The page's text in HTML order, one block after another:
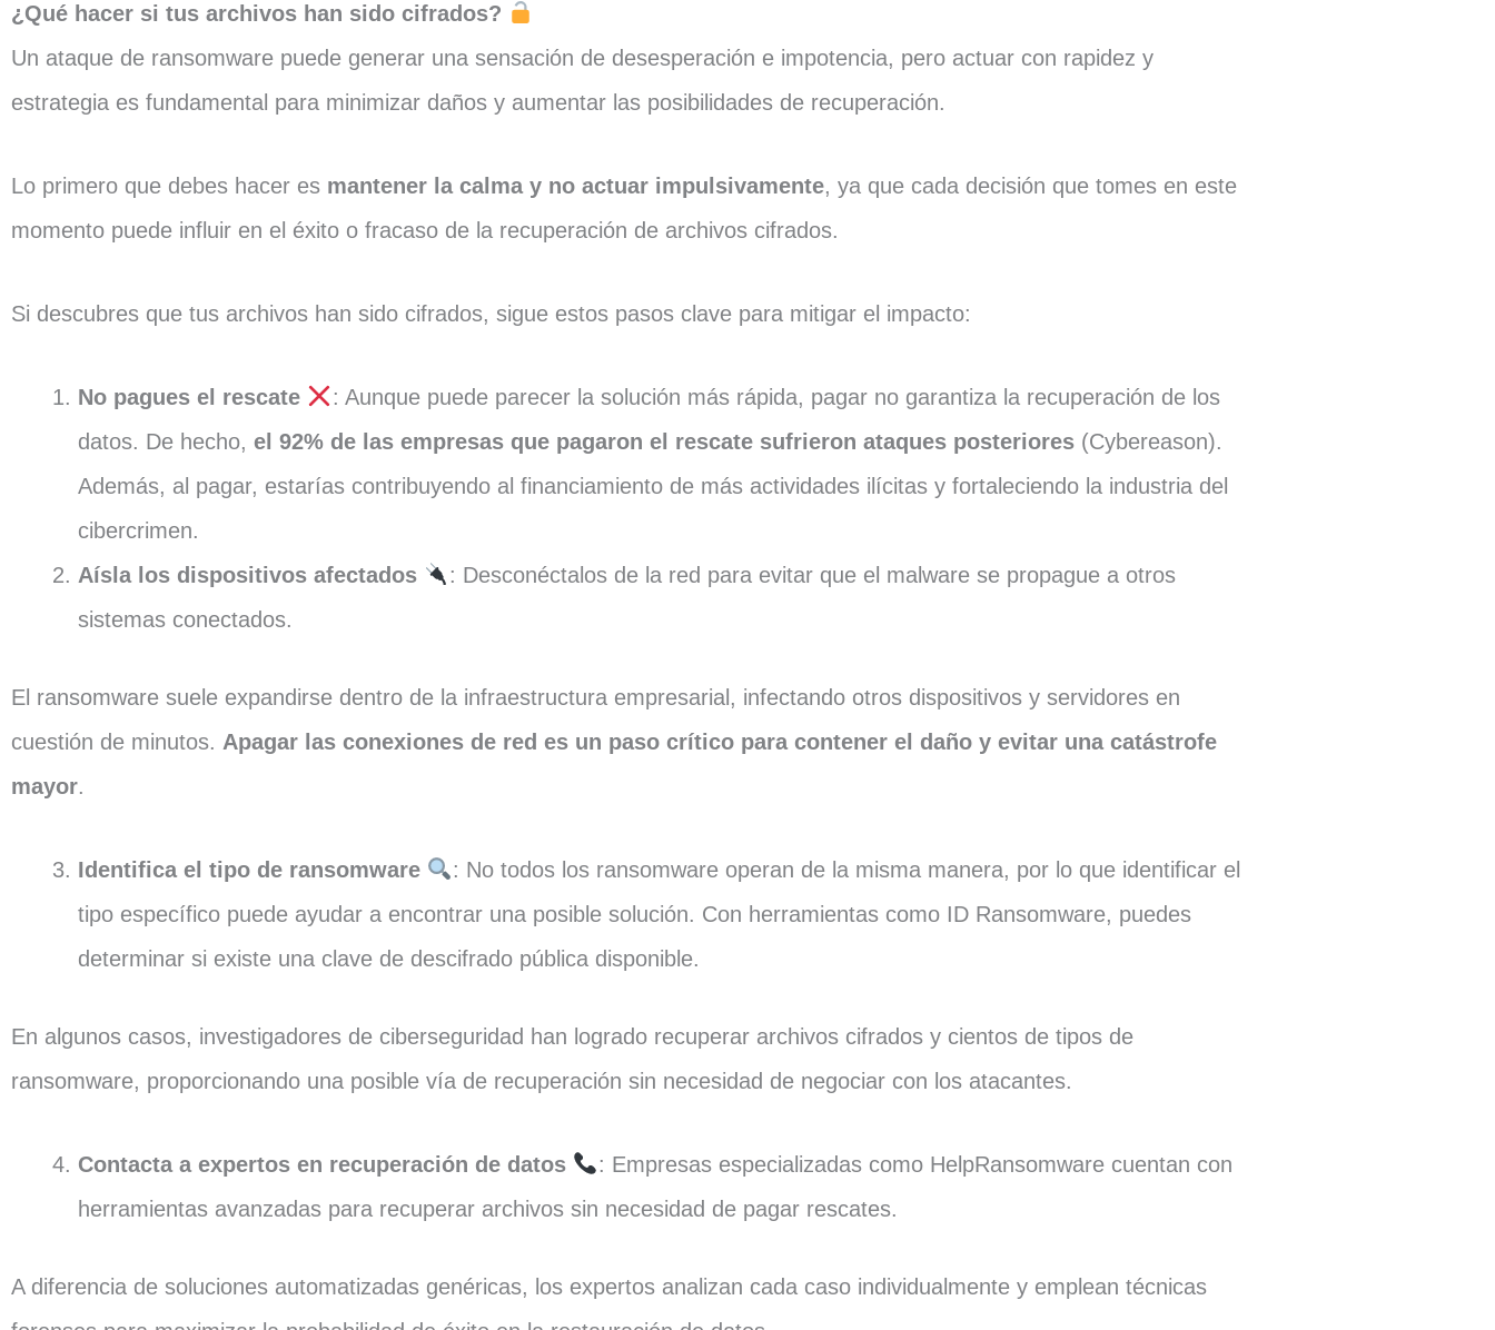
¿Qué hacer si tus archivos han sido cifrados?
Un ataque de ransomware puede generar una sensación de desesperación e impotencia, pero actuar con rapidez y
estrategia es fundamental para minimizar daños y aumentar las posibilidades de recuperación.
Lo primero que debes hacer es mantener la calma y no actuar impulsivamente, ya que cada decisión que tomes en este
momento puede influir en el éxito o fracaso de la recuperación de archivos cifrados.
Si descubres que tus archivos han sido cifrados, sigue estos pasos clave para mitigar el impacto:
No pagues el rescate
: Aunque puede parecer la solución más rápida, pagar no garantiza la recuperación de los
datos. De hecho, el 92% de las empresas que pagaron el rescate sufrieron ataques posteriores (Cybereason).
Además, al pagar, estarías contribuyendo al financiamiento de más actividades ilícitas y fortaleciendo la industria del
cibercrimen.
Aísla los dispositivos afectados
: Desconéctalos de la red para evitar que el malware se propague a otros
sistemas conectados.
El ransomware suele expandirse dentro de la infraestructura empresarial, infectando otros dispositivos y servidores en
cuestión de minutos. Apagar las conexiones de red es un paso crítico para contener el daño y evitar una catástrofe
mayor.
Identifica el tipo de ransomware
: No todos los ransomware operan de la misma manera, por lo que identificar el
tipo específico puede ayudar a encontrar una posible solución. Con herramientas como ID Ransomware, puedes
determinar si existe una clave de descifrado pública disponible.
En algunos casos, investigadores de ciberseguridad han logrado recuperar archivos cifrados y cientos de tipos de
ransomware, proporcionando una posible vía de recuperación sin necesidad de negociar con los atacantes.
Contacta a expertos en recuperación de datos
: Empresas especializadas como HelpRansomware cuentan con
herramientas avanzadas para recuperar archivos sin necesidad de pagar rescates.
A diferencia de soluciones automatizadas genéricas, los expertos analizan cada caso individualmente y emplean técnicas